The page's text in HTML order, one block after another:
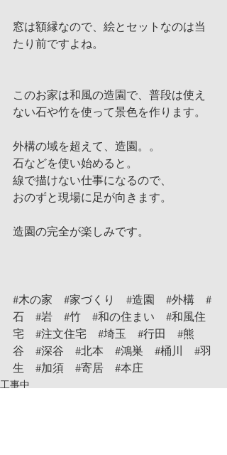
窓は額縁なので、絵とセットなのは当
たり前ですよね。
このお家は和風の造園で、普段は使え
ない石や竹を使って景色を作ります。
外構の域を超えて、造園。。
石などを使い始めると。
線で描けない仕事になるので、
おのずと現場に足が向きます。
造園の完全が楽しみです。
#木の家 #家づくり #造園 #外構
#
石
#岩 #竹 #和の住まい
#和風住
宅
#注文住宅 #埼玉 #行田
#熊
谷
#深谷 #北本 #鴻巣 #桶川
#羽
生
#加須 #寄居 #本庄
工事中